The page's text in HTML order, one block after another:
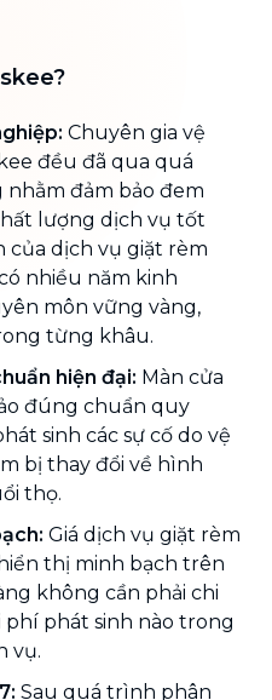
Chuyên gia vệ
đều đã qua quá
đảm bảo đem
lượng dịch vụ tốt
của dịch vụ giặt rèm
nhiều năm kinh
môn vững vàng,
từng khâu.
hiện đại: Màn cửa
đúng chuẩn quy
sinh các sự cố do vệ
bị thay đổi về hình
thọ.
Giá dịch vụ giặt rèm
thị minh bạch trên
không cần phải chi
phát sinh nào trong
vụ.
Sau quá trình phân